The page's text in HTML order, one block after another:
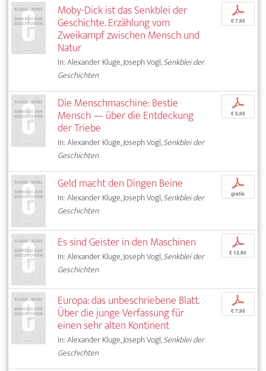
Moby-Dick ist das Senkblei der
Geschichte. Erzählung vom
Zweikampf zwischen Mensch und
Natur
In: Alexander Kluge, Joseph Vogl,Senkblei der
Geschichten
p
€ 7,95
Die Menschmaschine: Bestie
Mensch — über die Entdeckung
der Triebe
In: Alexander Kluge, Joseph Vogl,Senkblei der
Geschichten
p
€ 5,95
Geld macht den Dingen Beine
In: Alexander Kluge, Joseph Vogl,Senkblei der
Geschichten
p
gratis
Es sind Geister in den Maschinen
In: Alexander Kluge, Joseph Vogl,Senkblei der
Geschichten
p
€ 12,95
Europa: das unbeschriebene Blatt.
Über die junge Verfassung für
einen sehr alten Kontinent
In: Alexander Kluge, Joseph Vogl,Senkblei der
Geschichten
p
€ 7,95